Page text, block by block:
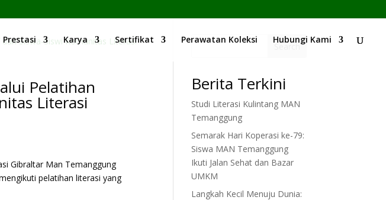
Prestasi Karya Sertifikat Perawatan Koleksi Hubungi Kami
Pelatihan
Literasi
Gibraltar Man Temanggung
pelatihan literasi yang
Search
Berita Terkini
Studi Literasi Kulintang MAN
Temanggung
Semarak Hari Koperasi ke-79:
Siswa MAN Temanggung
Ikuti Jalan Sehat dan Bazar
UMKM
Langkah Kecil Menuju Dunia: